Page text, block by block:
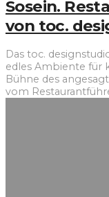
Sosein.
von toc.
Das toc.
edles Ambiente für
Bühne des
vom